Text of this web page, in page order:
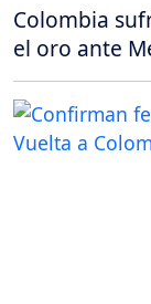
Colombia
el oro ante